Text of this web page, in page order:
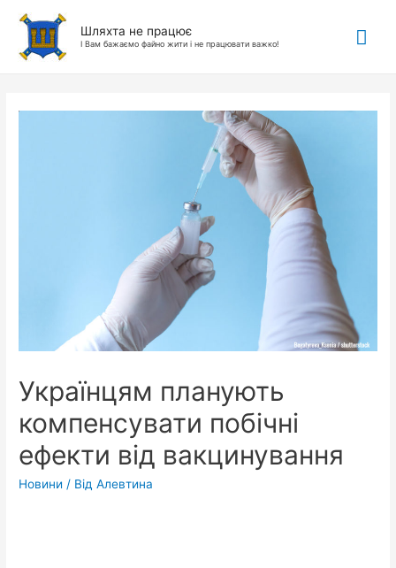
Шляхта не працює
І Вам бажаємо файно жити і не працювати важко!
Українцям планують
компенсувати побічні
ефекти від вакцинування
Новини / ВідАлевтина